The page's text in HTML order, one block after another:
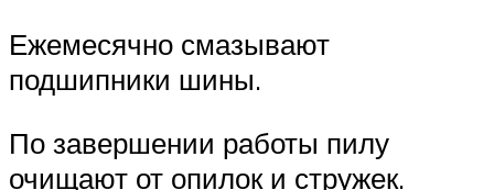
Ежемесячно смазывают
подшипники шины.
По завершении работы пилу
очищают от опилок и стружек.